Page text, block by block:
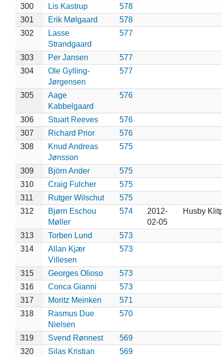
300 Lis Kastrup
578
301
Erik Mølgaard
578
302
Lasse
Strandgaard
577
303 Per Jansen
577
304
Ole Gylling-
Jørgensen
577
305
Aage
Kabbelgaard
576
306 Stuart Reeves
576
307
Richard Prior
576
308
Knud Andreas
Jønsson
575
309 Björn Ander
575
310
Craig Fulcher
575
311
Rutger Wilschut
575
312
Bjørn Eschou
Møller
574
2012-
02-05
Husby
313 Torben Lund
573
314
Allan Kjær
Villesen
573
315 Georges Olioso
573
316
Conca Gianni
573
317
Moritz Meinken
571
318
Rasmus Due
Nielsen
570
319 Svend Rønnest
569
320
Silas Kristian
569